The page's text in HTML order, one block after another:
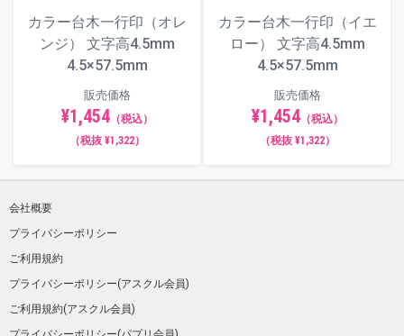
カラー台木一行印（オレ
ンジ） 文字高4.5mm
4.5×57.5mm
販売価格
¥1,454（税込）
（税抜 ¥1,322）
カラー台木一行印（イエ
ロー） 文字高4.5mm
4.5×57.5mm
販売価格
¥1,454（税込）
（税抜 ¥1,322）
会社概要
プライバシーポリシー
ご利用規約
プライバシーポリシー(アスクル会員)
ご利用規約(アスクル会員)